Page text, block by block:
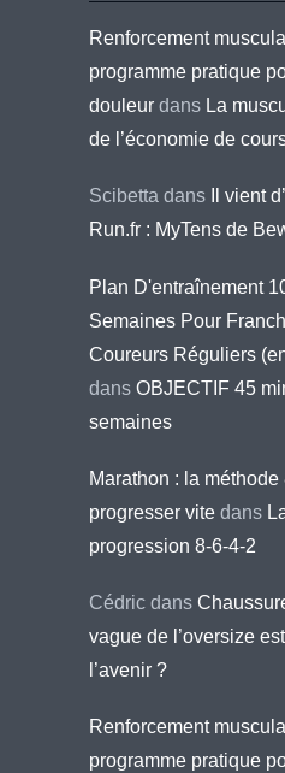
Renforcement
programme pratique
douleur dans La
de l’économie de
Scibetta dans
Il vient
Run.fr : MyTens de
Plan D'entraînement
Semaines Pour
Coureurs Réguliers
dans OBJECTIF 45
semaines
Marathon : la
progresser vite dans
progression 8-6-4-2
Cédric dans
vague de l’oversize
l’avenir ?
Renforcement
programme pratique